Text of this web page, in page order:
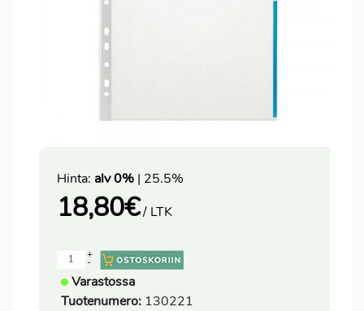
Hinta: alv 0% | 25.5%
18,80€/ LTK
-
+
Varastossa
Tuotenumero: 130221